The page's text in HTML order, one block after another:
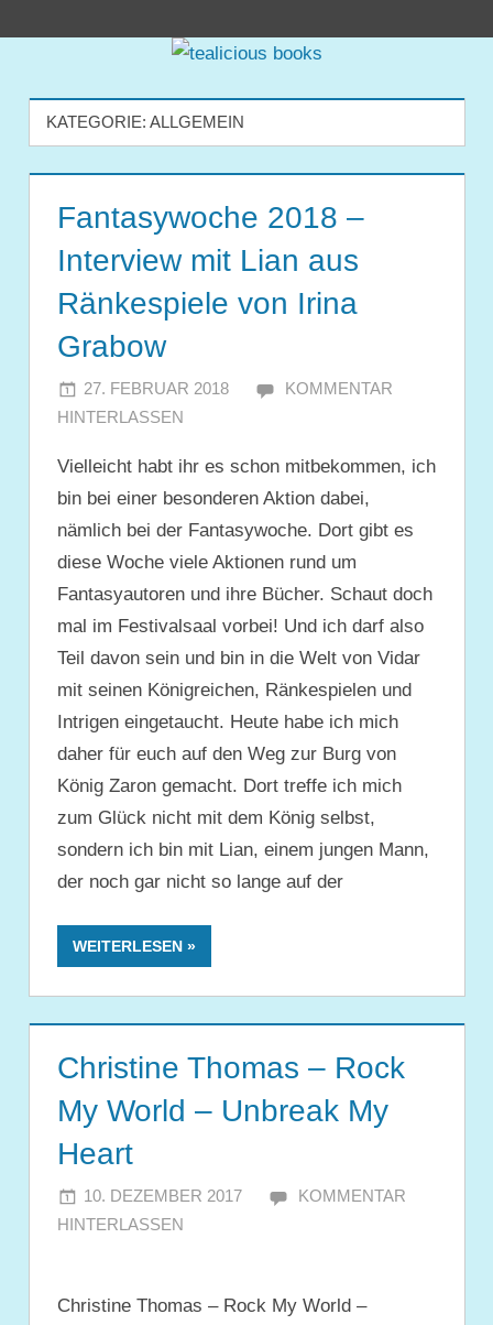
tealicious
books
KATEGORIE: ALLGEMEIN
Fantasywoche 2018 –
Interview mit Lian aus
Ränkespiele von Irina
Grabow
27. FEBRUAR 2018 JULIA
KOMMENTAR
HINTERLASSEN
Vielleicht habt ihr es schon mitbekommen, ich
bin bei einer besonderen Aktion dabei,
nämlich bei der Fantasywoche. Dort gibt es
diese Woche viele Aktionen rund um
Fantasyautoren und ihre Bücher. Schaut doch
mal im Festivalsaal vorbei! Und ich darf also
Teil davon sein und bin in die Welt von Vidar
mit seinen Königreichen, Ränkespielen und
Intrigen eingetaucht. Heute habe ich mich
daher für euch auf den Weg zur Burg von
König Zaron gemacht. Dort treffe ich mich
zum Glück nicht mit dem König selbst,
sondern ich bin mit Lian, einem jungen Mann,
der noch gar nicht so lange auf der
WEITERLESEN
Christine Thomas – Rock
My World – Unbreak My
Heart
10. DEZEMBER 2017 JULIA
KOMMENTAR
HINTERLASSEN
Christine Thomas – Rock My World –